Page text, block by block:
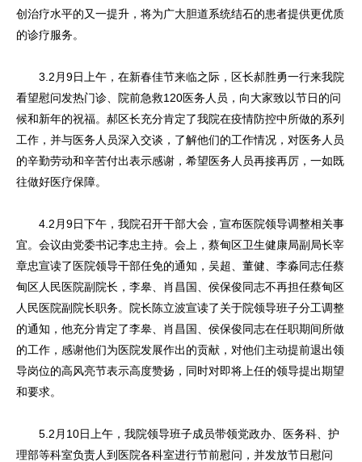
创治疗水平的又一提升，将为广大胆道系统结石的患者提供更优质
的诊疗服务。
3.2月9日上午，在新春佳节来临之际，区长郝胜勇一行来我院
看望慰问发热门诊、院前急救120医务人员，向大家致以节日的问
候和新年的祝福。郝区长充分肯定了我院在疫情防控中所做的系列
工作，并与医务人员深入交谈，了解他们的工作情况，对医务人员
的辛勤劳动和辛苦付出表示感谢，希望医务人员再接再厉，一如既
往做好医疗保障。
4.2月9日下午，我院召开干部大会，宣布医院领导调整相关事
宜。会议由党委书记李忠主持。会上，蔡甸区卫生健康局副局长宰
章忠宣读了医院领导干部任免的通知，吴超、董健、李淼同志任蔡
甸区人民医院副院长，李皋、肖昌国、侯保俊同志不再担任蔡甸区
人民医院副院长职务。院长陈立波宣读了关于院领导班子分工调整
的通知，他充分肯定了李皋、肖昌国、侯保俊同志在任职期间所做
的工作，感谢他们为医院发展作出的贡献，对他们主动提前退出领
导岗位的高风亮节表示高度赞扬，同时对即将上任的领导提出期望
和要求。
5.2月10日上午，我院领导班子成员带领党政办、医务科、护
理部等科室负责人到医院各科室进行节前慰问，并发放节日慰问